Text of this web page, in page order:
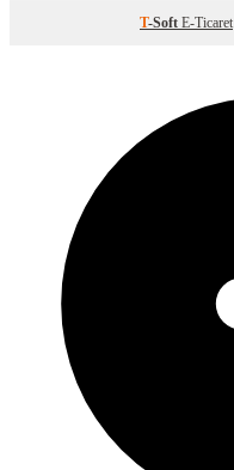
T-Soft E-Ticaret